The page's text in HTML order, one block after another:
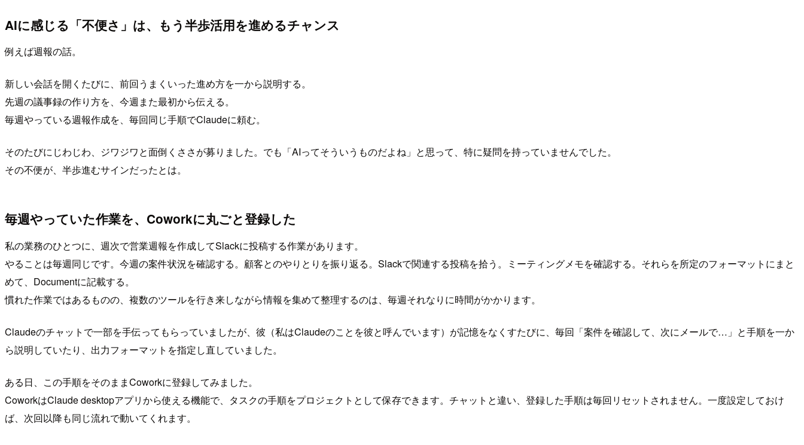
AIに感じる「不便さ」は、もう半歩活用を進めるチャンス
例えば週報の話。
新しい会話を開くたびに、前回うまくいった進め方を一から説明する。
先週の議事録の作り方を、今週また最初から伝える。
毎週やっている週報作成を、毎回同じ手順でClaudeに頼む。
そのたびにじわじわ、ジワジワと面倒くささが募りました。でも「AIってそういうものだよね」と思って、特に疑問を持っていませんでした。
その不便が、半歩進むサインだったとは。
毎週やっていた作業を、Coworkに丸ごと登録した
私の業務のひとつに、週次で営業週報を作成してSlackに投稿する作業があります。
やることは毎週同じです。今週の案件状況を確認する。顧客とのやりとりを振り返る。Slackで関連する投稿を拾う。ミーティングメモを確認する。それらを所定のフォーマットにまと
めて、Documentに記載する。
慣れた作業ではあるものの、複数のツールを行き来しながら情報を集めて整理するのは、毎週それなりに時間がかかります。
Claudeのチャットで一部を手伝ってもらっていましたが、彼（私はClaudeのことを彼と呼んでいます）が記憶をなくすたびに、毎回「案件を確認して、次にメールで…」と手順を一か
ら説明していたり、出力フォーマットを指定し直していました。
ある日、この手順をそのままCoworkに登録してみました。
CoworkはClaude desktopアプリから使える機能で、タスクの手順をプロジェクトとして保存できます。チャットと違い、登録した手順は毎回リセットされません。一度設定しておけ
ば、次回以降も同じ流れで動いてくれます。